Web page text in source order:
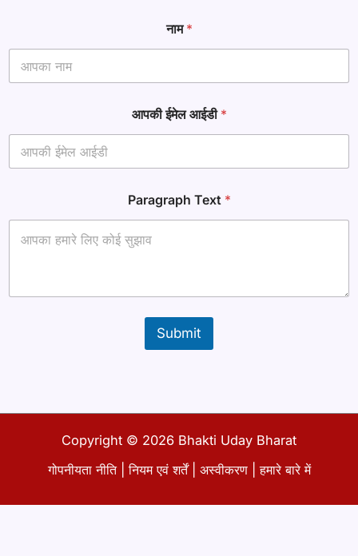
मे
ल
नाम*
आपकी ईमेल आईडी *
Paragraph Text *
Submit
Copyright © 2026 Bhakti Uday Bharat
गोपनीयता नीति|नियम एवं शर्तें| अस्वीकरण |हमारे बारे में